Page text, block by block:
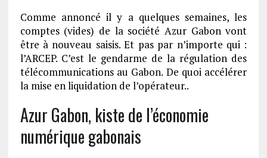
Comme annoncé il y a quelques semaines, les
comptes (vides) de la société Azur Gabon vont
être à nouveau saisis. Et pas par n’importe qui :
l’ARCEP. C’est le gendarme de la régulation des
télécommunications au Gabon. De quoi accélérer
la mise en liquidation de l’opérateur..
Azur Gabon, kiste de l’économie
numérique gabonais